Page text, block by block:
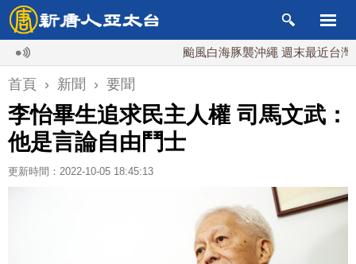
颱風白海豚襲沖繩 週末最近台灣 10日
首頁 › 新聞 › 要聞
李怡畢生追求民主人權 司馬文武：
他是言論自由鬥士
更新時間：2022-10-05 18:45:13